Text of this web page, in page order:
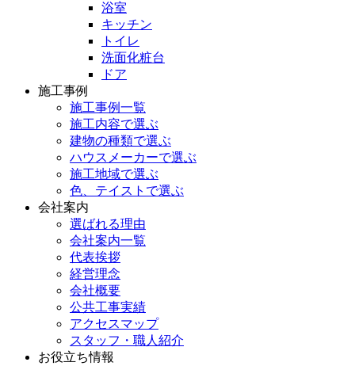
浴室
キッチン
トイレ
洗面化粧台
ドア
施工事例
施工事例一覧
施工内容で選ぶ
建物の種類で選ぶ
ハウスメーカーで選ぶ
施工地域で選ぶ
色、テイストで選ぶ
会社案内
選ばれる理由
会社案内一覧
代表挨拶
経営理念
会社概要
公共工事実績
アクセスマップ
スタッフ・職人紹介
お役立ち情報